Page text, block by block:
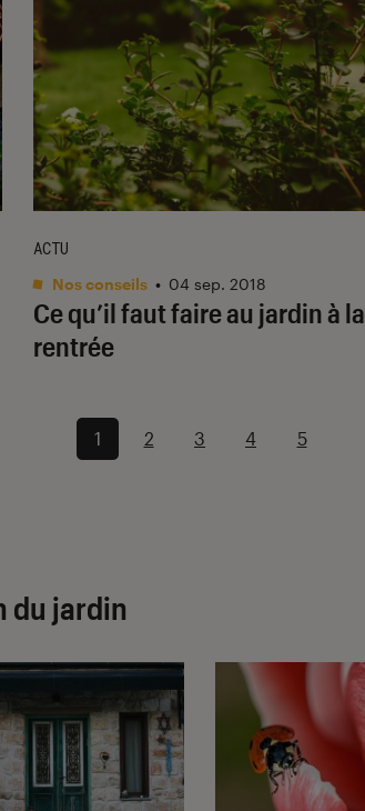
Ce qu’il faut faire au jardin à la
rentrée
ACTU
Nos conseils • 04 sep. 2018
1 2 3 4 5
du jardin